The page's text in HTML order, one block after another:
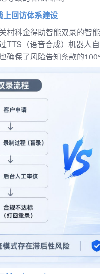
上回访体系建设
村科金得助智能双录的智
TTS（语音合成）机器人
确保了风险告知条款的